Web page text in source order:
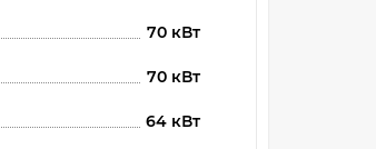
70 кВт
70 кВт
64 кВт